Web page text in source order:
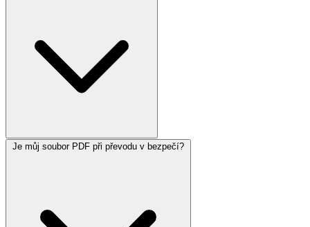
Je můj soubor PDF při převodu v bezpečí?